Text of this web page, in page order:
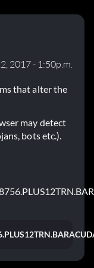
2017 - 1:50p.m.
that alter the
may detect
bots etc.).